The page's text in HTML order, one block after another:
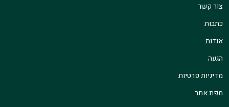
צור קשר
כתבות
אודות
הגעה
מדיניות פרטיות
מפת אתר